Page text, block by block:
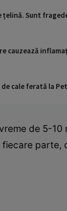
țelină. Sunt
cauzează
cale ferată la
de 5-
parte,